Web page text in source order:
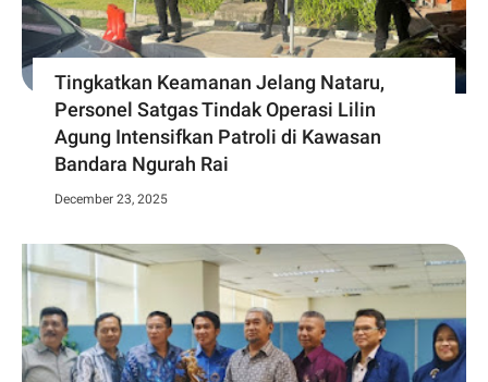
Tingkatkan Keamanan Jelang Nataru,
Personel Satgas Tindak Operasi Lilin
Agung Intensifkan Patroli di Kawasan
Bandara Ngurah Rai
December 23, 2025